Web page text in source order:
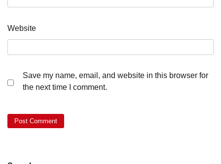
Website
Save my name, email, and website in this browser for
the next time I comment.